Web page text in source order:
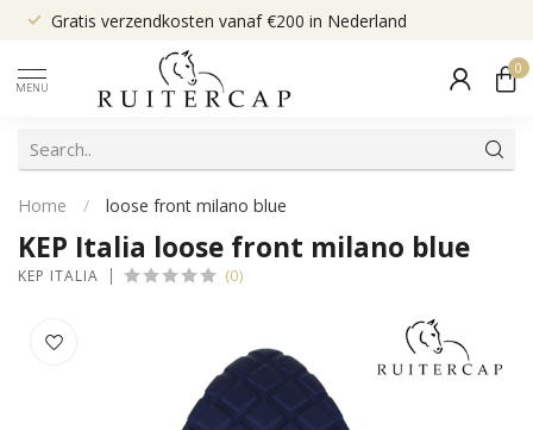
Gratis verzendkosten vanaf €200 in Nederland
MENU
0
Home / loose front milano blue
KEP Italia loose front milano blue
KEP ITALIA (0)